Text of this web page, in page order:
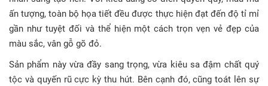
ấn tượng, toàn bộ họa tiết đều được thực hiện đạt đến độ tỉ mỉ
gần như tuyệt đối và thể hiện một cách trọn vẹn vẻ đẹp của
màu sắc, vân gỗ gõ đỏ.
Sản phẩm này vừa đầy sang trọng, vừa kiêu sa đậm chất quý
tộc và quyến rũ cực kỳ thu hút. Bên cạnh đó, cũng toát lên sự